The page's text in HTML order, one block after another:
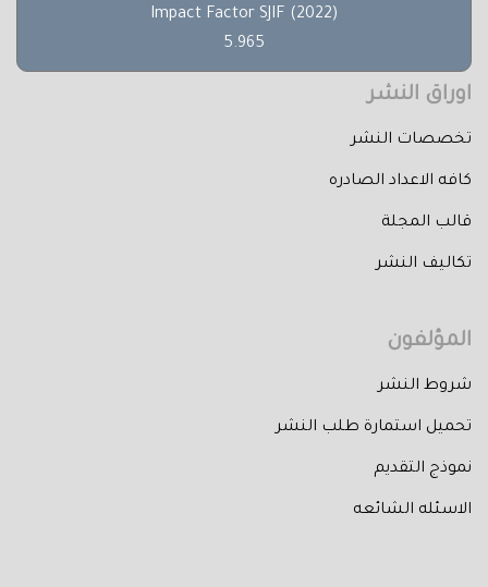
Impact Factor SJIF (2022)
5.965
اوراق النشر
تخصصات النشر
كافه الاعداد الصادره
قالب المجلة
تكاليف النشر
المؤلفون
شروط النشر
تحميل استمارة طلب النشر
نموذج التقديم
الاسئله الشائعه
بحوث ضمن مجالات مختلفة، تجده عبر أعداد المجلة المجلد